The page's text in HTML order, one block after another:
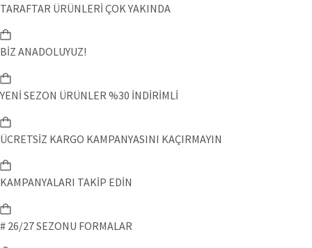
TARAFTAR ÜRÜNLERİ ÇOK YAKINDA
BİZ ANADOLUYUZ!
YENİ SEZON ÜRÜNLER %30 İNDİRİMLİ
ÜCRETSİZ KARGO KAMPANYASINI KAÇIRMAYIN
KAMPANYALARI TAKİP EDİN
# 26/27 SEZONU FORMALAR